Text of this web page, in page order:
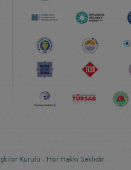
Kurulu - Her Hakkı Saklıdır.